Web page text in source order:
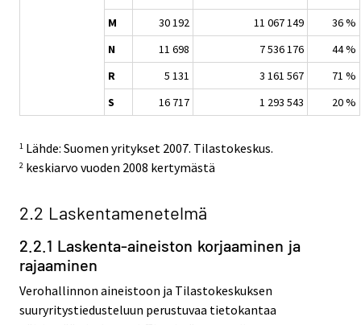
M
30 192 11 067 149
36 %
N
11 698 7 536 176
44 %
R
5 131 3 161 567
71 %
S
16 717 1 293 543 20 %
1 Lähde: Suomen yritykset 2007. Tilastokeskus.
2 keskiarvo vuoden 2008 kertymästä
2.2 Laskentamenetelmä
2.2.1 Laskenta-aineiston korjaaminen ja
rajaaminen
Verohallinnon aineistoon ja Tilastokeskuksen
suuryritystiedusteluun perustuvaa tietokantaa